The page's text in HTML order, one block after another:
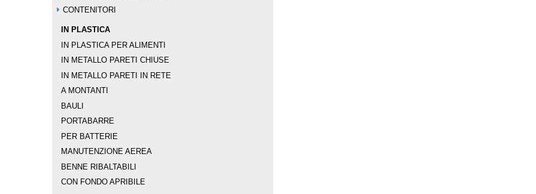
CONTENITORI
IN PLASTICA
IN PLASTICA PER ALIMENTI
IN METALLO PARETI CHIUSE
IN METALLO PARETI IN RETE
A MONTANTI
BAULI
PORTABARRE
PER BATTERIE
MANUTENZIONE AEREA
BENNE RIBALTABILI
CON FONDO APRIBILE